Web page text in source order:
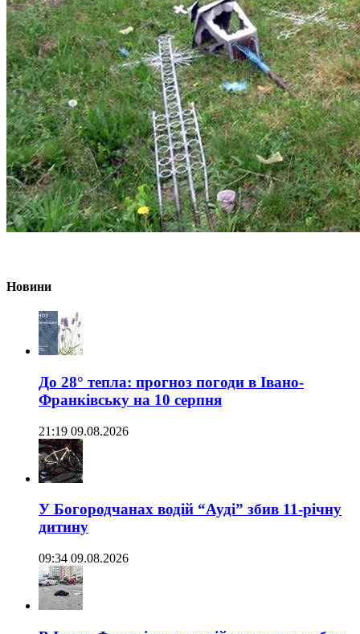
Новини
До 28° тепла: прогноз погоди в Івано-
Франківську на 10 серпня
21:19 09.08.2026
У Богородчанах водій “Ауді” збив 11-річну
дитину
09:34 09.08.2026